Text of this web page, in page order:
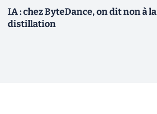
IA : chez ByteDance, on dit non à la
distillation